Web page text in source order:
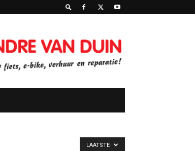
LAATSTE